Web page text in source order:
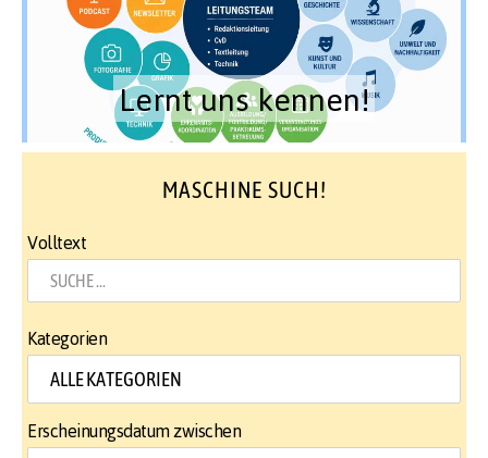
Lernt uns kennen!
MASCHINE SUCH!
Volltext
Kategorien
Erscheinungsdatum zwischen